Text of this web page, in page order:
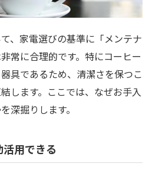
、家電選びの基準に「メンテナ
常に合理的です。特にコーヒー
具であるため、清潔さを保つこ
します。ここでは、なぜお手入
深掘りします。
用できる